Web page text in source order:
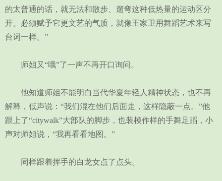
的太普通的话，就无法和散步、遛弯这种低热量的运动区分
开。必须赋予它更文艺的气质，就像王家卫用舞蹈艺术来写
台词一样。”
师姐又“哦”了一声不再开口询问。
他知道师姐不能明白当代华夏年轻人精神状态，也不再
解释，低声说：“我们混在他们后面走，这样隐蔽一点。”他
跟上了“citywalk”大部队的脚步，也装模作样的手舞足蹈，小
声对师姐说，“我再看看地图。”
同样跟着挥手的白龙女点了点头。